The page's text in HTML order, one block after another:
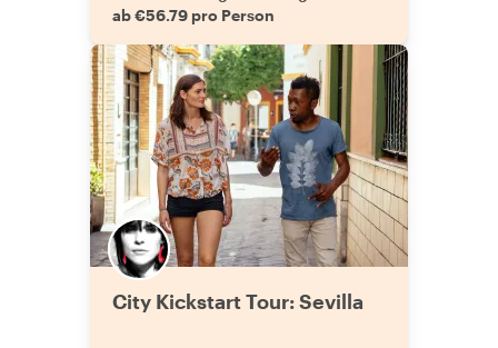
ab €56.79 pro Person
City Kickstart Tour: Sevilla